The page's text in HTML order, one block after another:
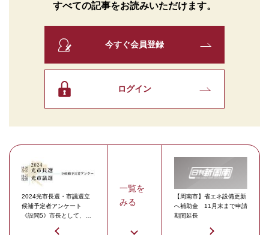
すべての記事をお読みいただけます。
今すぐ会員登録
ログイン
2024光市長選・市議選立
候補予定者アンケート
《設問5》市長として、市
一覧を
みる
【周南市】省エネ設備更新
へ補助金 11月末まで申請
期間延長